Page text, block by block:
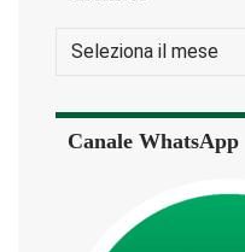
Canale WhatsApp